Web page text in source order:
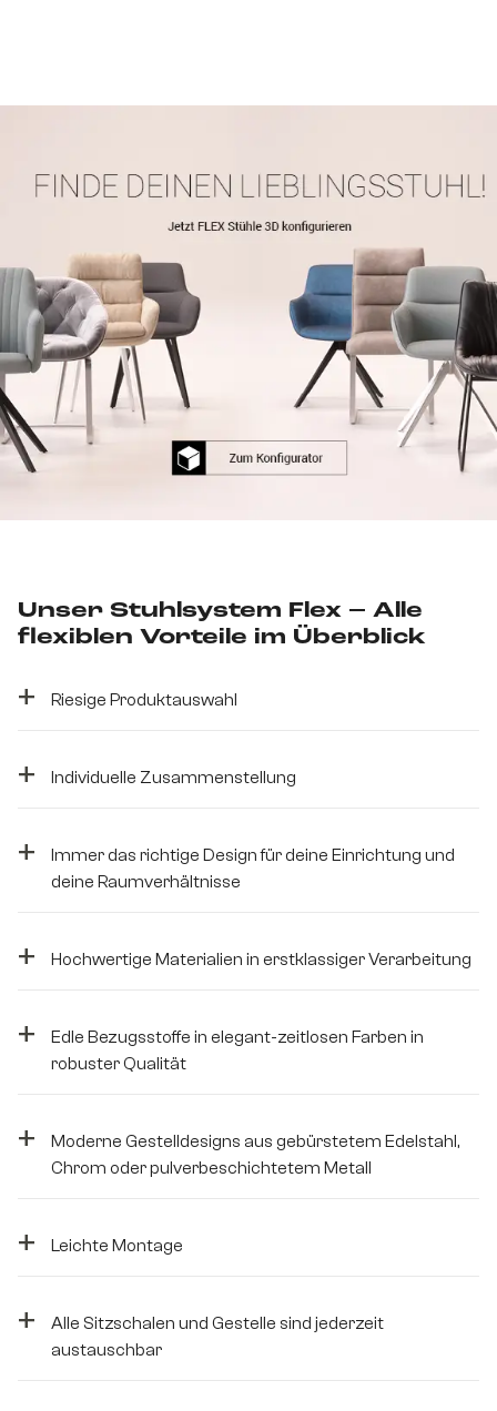
Unser Stuhlsystem Flex – Alle
flexiblen Vorteile im Überblick
+ Riesige Produktauswahl
+ Individuelle Zusammenstellung
+
Immer das richtige Design für deine Einrichtung und
deine Raumverhältnisse
+ Hochwertige Materialien in erstklassiger Verarbeitung
+
Edle Bezugsstoffe in elegant-zeitlosen Farben in
robuster Qualität
+
Moderne Gestelldesigns aus gebürstetem Edelstahl,
Chrom oder pulverbeschichtetem Metall
+ Leichte Montage
+
Alle Sitzschalen und Gestelle sind jederzeit
austauschbar